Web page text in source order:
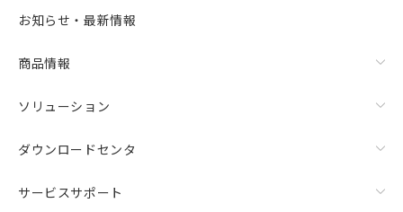
お知らせ・最新情報
商品情報
ソリューション
ダウンロードセンタ
サービスサポート